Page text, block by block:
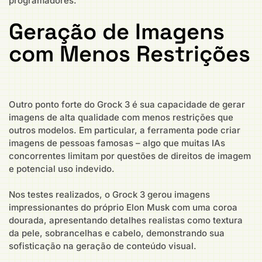
Geração de Imagens
com Menos Restrições
Outro ponto forte do Grock 3 é sua capacidade de gerar
imagens de alta qualidade com menos restrições que
outros modelos. Em particular, a ferramenta pode criar
imagens de pessoas famosas – algo que muitas IAs
concorrentes limitam por questões de direitos de imagem
e potencial uso indevido.
Nos testes realizados, o Grock 3 gerou imagens
impressionantes do próprio Elon Musk com uma coroa
dourada, apresentando detalhes realistas como textura
da pele, sobrancelhas e cabelo, demonstrando sua
sofisticação na geração de conteúdo visual.